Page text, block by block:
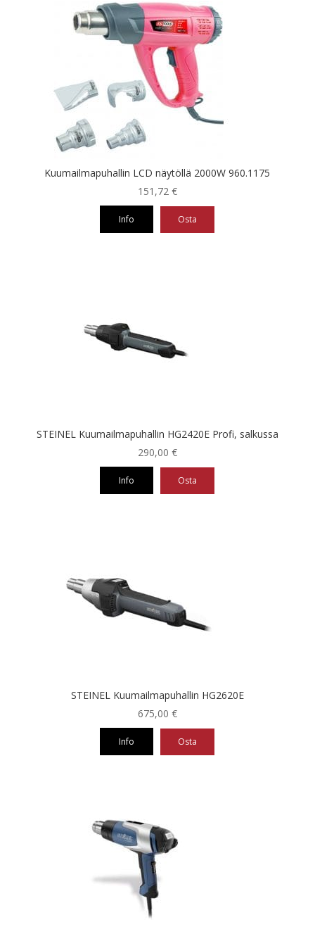
Kuumailmapuhallin LCD näytöllä 2000W 960.1175
151,72 €
Info Osta
STEINEL Kuumailmapuhallin HG2420E Profi, salkussa
290,00 €
Info Osta
STEINEL Kuumailmapuhallin HG2620E
675,00 €
Info Osta